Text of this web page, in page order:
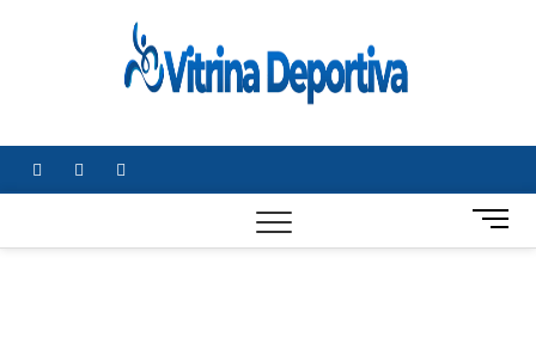
facebooktwitterinstagram
B
o